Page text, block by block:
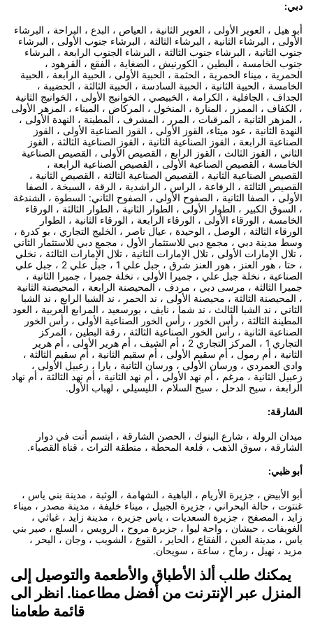
دبي:
أبو هيل ، العوير الأولى ، العوير الثانية ، العياص ، البدع ، البراحة ، البرشاء
الأولى ، البرشاء الثانية ، البرشاء الثالثة ، البرشاء جنوب الأولى ، البرشاء
جنوب الثانية ، البرشاء جنوب الثالثة ، البرشاء الجنوب الرابعة ، البرشاء
جنوب الخامسة ، البطين ، الكورنيش ، الضغاية ، الفقع ، القرهود ،
الحمرية ، ميناء الحمرية ، الحثمة ، الحبية الأولى ، الحبية الرابعة ، الحبية
الخامسة ، الحبية الثانية ، الحبية السادسة ، الحبية الثالثة ، الحضيبة ،
الجداف ، الجافلية ، الكرامة ، الخبيصي ، الخوانيج الأولى ، الخوانيج الثانية
، الكفاف ، الممزر ، المنارة ، المنخول ، المركاض ، الميناء ، المزهر الأولى
، المزهر الثانية ، المرقبات ، المرر ، المشرف ، المطينة ، النهدة الأولى ،
النهدة الثانية ، عود ميثاء، القوز الأولى ، القوز الصناعية الأولى ، القوز
الصناعية الرابعة ، القوز الصناعية الثانية ، القوز الصناعية الثالثة ، القوز
الثاني ، القوز الثالث ، القوز الرابع ، القصيص الأولى ، القصيص الصناعية
الخامسة ، القصيص الصناعية الأولى ، القصيص الصناعية الرابعة ،
القصيص الصناعية الثانية ، القصيص الصناعية الثالثة ، القصيص الثانية ،
القصيص الثالثة ، الرفاعة ، الراس ، الراشدية ، الرقة ، السبخة ، الصفا
الأولى ، الصفا الثانية ، الصفوح الأولى ، الصفوح الثاني: السطوة ، الشندغة
، السوق الكبير ، الطوار الأولى ، الطوار الثانية ، الطوار الثالثة ، الورقاء
الخامسة ، الورقاء الأولى ، الورقاء الرابعة ، الورقاء الثانية ، الطوار
الورقاء الثالثة ، الوصل ، الوحيدة ، عيال ناصر ، الخليج التجاري ، بو كدرة ،
وسط مدينة دبي ، مجمع دبي للاستثمار الأول ، مجمع دبي للاستثمار الثاني
، تلال الإمارات الأولى ، تلال الإمارات الثانية ، تلال الإمارات الثالثة ، نخلي
، حتا ، هور العنز ، هور العنز شرق ، جبل علي 1 ، جبل علي 2 ، جبل علي
الصناعية ، نخلة جبل علي ، جميرا الأولى ، نخلة جميرا ، جميرا الثانية ،
جميرا الثالثة ، مرسى دبي ، مردف ، المحيصنة الرابعة ، المحيصنة الثانية
، المحيصنة الثالثة ، محيصنة الأولى ، ند الحمر ، ند الشبا الرابع ، ند الشبا
الثاني ، ند الشبا الثالث ، ند شما ، نايف ، بورسعيد ، المرابع العربية ، العود
المطينة الثالثة ، رأس الخور ، رأس الخور الصناعية الأولى ، رأس الخور
الصناعية الثانية ، رأس الخور الصناعية الثالثة ، رقة البطين ، المركز
التجاري 1 ، المركز التجاري 2 ، أم الشيف ، أم هرير الأولى ، أم هرير
الثانية ، أم رمول ، أم سقيم الأولى ، أم سقيم الثانية ، أم سقيم الثالثة ،
وادي العمردي ، ورسان الأولى ، ورسان الثانية ، يارا ، زعبيل الأولى ،
زعبيل الثانية ، مرغم ، أم نهد الأولى ، أم نهد الثانية ، أم نهد الثالثة ، أم نهاد
الرابعة ، سيح الدحل ، سيح السلام ، الليسيلي ، لهباب الأول.
الشارقة:
ميدان الرولة ، شارع البنوك ، الحصن الشارقة ، ابتسم أنت في دوار
الشارقة ، سوق الذهب ، قلعة المحطة ، منطقة التراث ، قناة القصباء.
أبو ظبي:
أبو الأبيض ، جزيرة الأريام ، الباهية ، الشهامة ، الوثبة ، مدينة بني ياس ،
غنتوت ، حالة البحراني ، جزيرة الجبيل ، ميناء خليفة ، مدينة مصدر ، ميناء
زايد ، المصفح ، جزيرة السعديات ، ياس جزيرة ، مدينة زايد ، غياثي ،
الغويفات ، حبشان ، واحة ليوا ، جزيرة مروح ، الرويس ، السلع ، صير بني
ياس ، مدينة العين ، الفقاع ، الحاير ، القوع ، الشويب ، وجان ، اليحر ،
مزيد ، نهيل ، رماح ، ساعة ، سويحان.
يمكنك طلب ألذ الأطباق والأطعمة والتوصيل إلى
المنزل عبر الإنترنت من أفضل مطاعمنا. انظر الى
قائمة طعامنا